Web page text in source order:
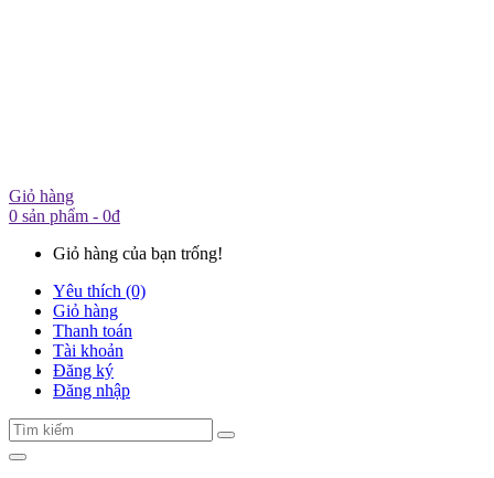
Giỏ hàng
0 sản phẩm - 0đ
Giỏ hàng của bạn trống!
Yêu thích (0)
Giỏ hàng
Thanh toán
Tài khoản
Đăng ký
Đăng nhập